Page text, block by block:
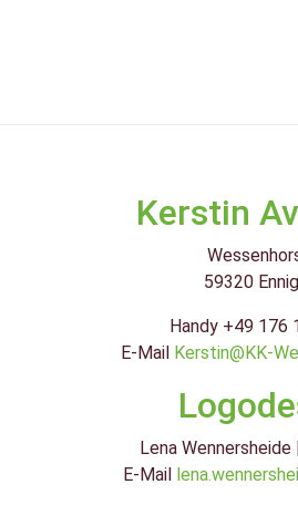
Kerstin
59320
Handy +49 176
E-Mail Kerstin@KK-
Lena
E-Mail